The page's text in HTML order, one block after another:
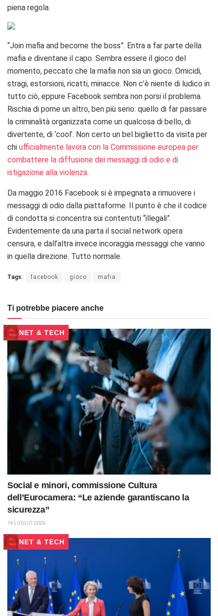
piena regola.
“Join mafia and become the boss”. Entra a far parte della
mafia e diventane il capo. Sembra essere il gioco del
momento, peccato che la mafia non sia un gioco. Omicidi,
stragi, estorsioni, ricatti, minacce. Non c’è niente di ludico in
tutto ciò, eppure Facebook sembra non porsi il problema.
Rischia di porne un altro, ben più serio: quello di far passare
la criminalità organizzata come un qualcosa di bello, di
divertente, di ‘cool’. Non certo un bel biglietto da visita per
chi ufficialmente lavora con la Commissione europea per
combattere la diffusione dei messaggi di odio e di
istigazione alla violenza.
Da maggio 2016 Facebook si è impegnata a rimuovere i
messaggi di odio dalla piattaforme. Il punto è che il codice
di condotta si concentra sui contentuti “illegali”.
Evidentemente da una parta il social network opera
censura, e dall’altra invece incoraggia messaggi che vanno
in quella direzione. Tutto normale.
Tags: facebook gioco mafia
Ti potrebbe piacere anche
NET & TECH
Social e minori, commissione Cultura
dell’Eurocamera: “Le aziende garantiscano la
sicurezza”
14 LUGLIO 2026
NET & TECH